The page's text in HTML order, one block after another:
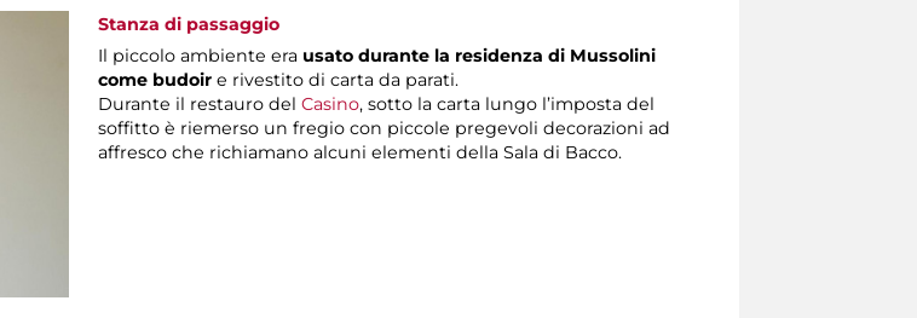
Stanza di passaggio
Il piccolo ambiente era usato durante la residenza di Mussolini
come budoire rivestito di carta da parati.
Durante il restauro delCasino, sotto la carta lungo l’imposta del
soffitto è riemerso un fregio con piccole pregevoli decorazioni ad
affresco che richiamano alcuni elementi della Sala di Bacco.